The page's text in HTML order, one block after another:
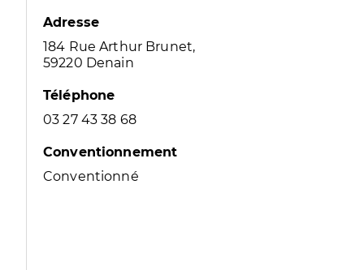
Adresse
184 Rue Arthur Brunet,
59220 Denain
Téléphone
03 27 43 38 68
Conventionnement
Conventionné